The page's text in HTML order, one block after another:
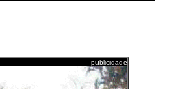
publicidade